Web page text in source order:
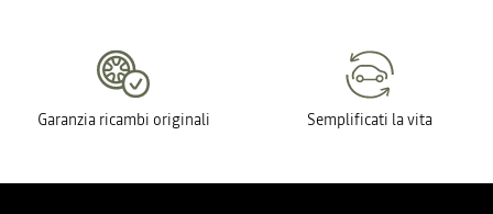
Garanzia ricambi originali Semplificati la vita